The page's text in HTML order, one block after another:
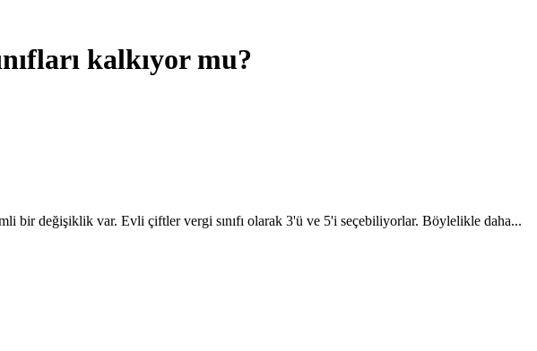
kalkıyor mu?
bir değişiklik var. Evli çiftler vergi sınıfı olarak 3'ü ve 5'i seçebiliyorlar. Böylelikle daha...